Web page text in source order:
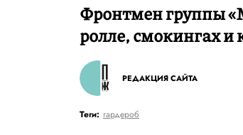
Фронтмен группы
ролле, смокингах и
РЕДАКЦИЯ САЙТА
Теги: гардероб